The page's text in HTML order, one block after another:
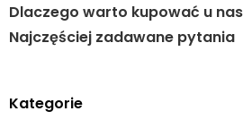
Dlaczego warto kupować u nas
Najczęściej zadawane pytania
Kategorie